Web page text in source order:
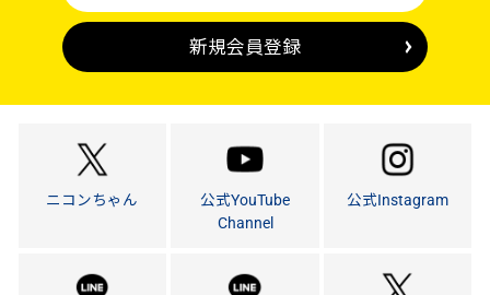
新規会員登録
ニコンちゃん
公式YouTube
Channel
公式Instagram